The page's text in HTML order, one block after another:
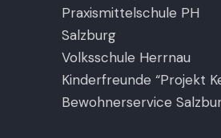
Praxismittelschule PH
Salzburg
Volksschule Herrnau
Kinderfreunde “Projekt
Bewohnerservice